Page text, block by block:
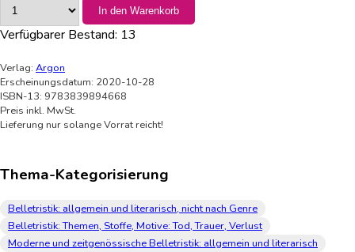
In den Warenkorb
Verfügbarer Bestand: 13
Verlag: Argon
Erscheinungsdatum: 2020-10-28
ISBN-13: 9783839894668
Preis inkl. MwSt.
Lieferung nur solange Vorrat reicht!
Thema-Kategorisierung
Belletristik: allgemein und literarisch, nicht nach Genre
Belletristik: Themen, Stoffe, Motive: Tod, Trauer, Verlust
Moderne und zeitgenössische Belletristik: allgemein und literarisch